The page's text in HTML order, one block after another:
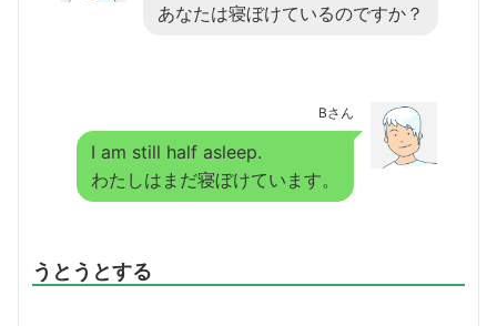
あなたは寝ぼけているのですか？
Bさん
I am still half asleep.
わたしはまだ寝ぼけています。
うとうとする